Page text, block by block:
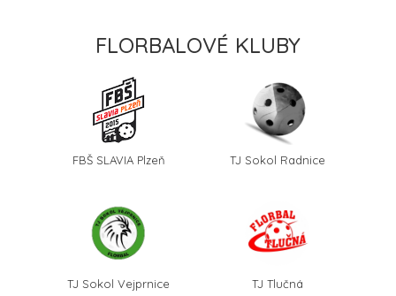
FLORBALOVÉ KLUBY
FBŠ SLAVIA Plzeň TJ Sokol Radnice
TJ Sokol Vejprnice TJ Tlučná